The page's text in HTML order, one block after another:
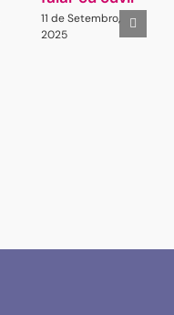
11 de Setembro,
2025